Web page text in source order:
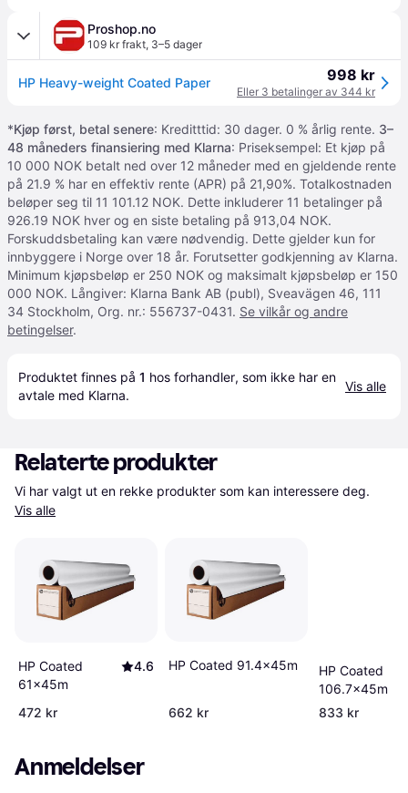
Proshop.no
109 kr frakt, 3–5 dager
HP Heavy-weight Coated Paper 998 kr
Eller 3 betalinger av 344 kr
*Kjøp først, betal senere: Kreditttid: 30 dager. 0 % årlig rente. 3–
48 måneders finansiering med Klarna: Priseksempel: Et kjøp på
10 000 NOK betalt ned over 12 måneder med en gjeldende rente
på 21.9 % har en effektiv rente (APR) på 21,90%. Totalkostnaden
beløper seg til 11 101.12 NOK. Dette inkluderer 11 betalinger på
926.19 NOK hver og en siste betaling på 913,04 NOK.
Forskuddsbetaling kan være nødvendig. Dette gjelder kun for
innbyggere i Norge over 18 år. Forutsetter godkjenning av Klarna.
Minimum kjøpsbeløp er 250 NOK og maksimalt kjøpsbeløp er 150
000 NOK. Långiver: Klarna Bank AB (publ), Sveavägen 46, 111
34 Stockholm, Org. nr.: 556737-0431. Se vilkår og andre
betingelser.
Produktet finnes på 1 hos forhandler, som ikke har en
avtale med Klarna.
Vis alle
Relaterte produkter
Vis alle
HP Coated
61x45m
4.6
472 kr
HP Coated 91.4x45m
662 kr
HP Coated
106.7x45m
833 kr
Anmeldelser